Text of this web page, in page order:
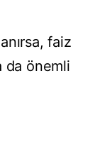
faiz
da önemli